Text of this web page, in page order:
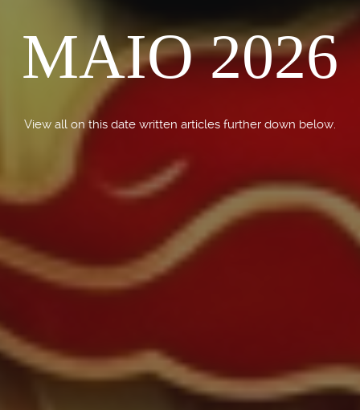
MAIO 2026
View all on this date written articles further down below.